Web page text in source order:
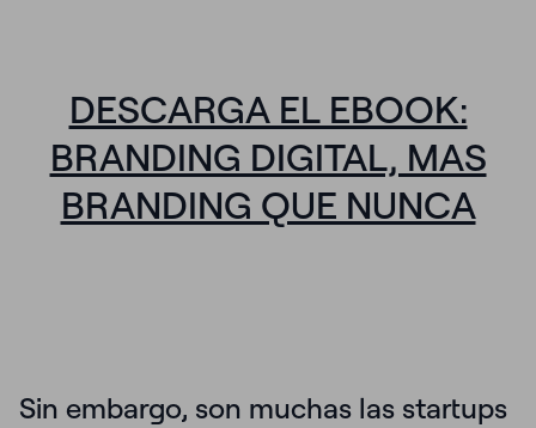
DESCARGA EL EBOOK:
BRANDING DIGITAL, MAS
BRANDING QUE NUNCA
Sin embargo, son muchas las startups